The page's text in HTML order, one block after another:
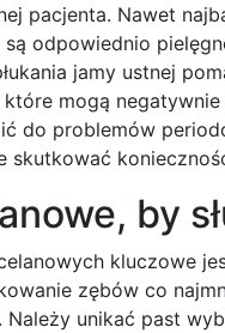
pacjenta. Nawet
odpowiednio
jamy ustnej
mogą
do problemów
by
kluczowe
zębów co
unikać past